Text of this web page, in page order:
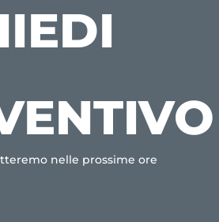
nelle prossime ore